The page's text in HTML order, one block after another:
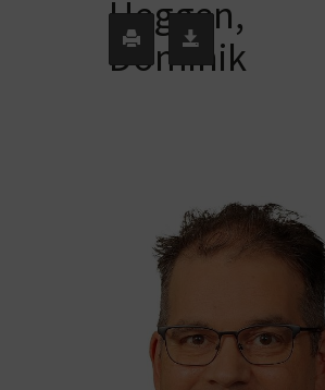
Heggen,
Dominik